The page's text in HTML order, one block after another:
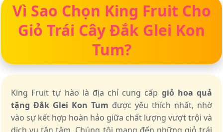
Vì Sao Chọn King Fruit Cho
Giỏ Trái Cây Đắk Glei Kon
Tum?
King Fruit tự hào là địa chỉ cung cấp giỏ hoa quả
tặng Đắk Glei Kon Tum được yêu thích nhất, nhờ
vào sự kết hợp hoàn hảo giữa chất lượng vượt trội và